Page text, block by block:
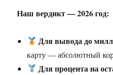
Наш вердикт — 2026 год:
Для вывода до
карту — абсолютный
Для процента на